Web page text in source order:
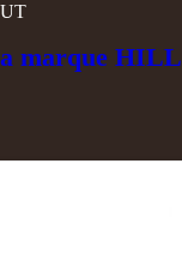
marque